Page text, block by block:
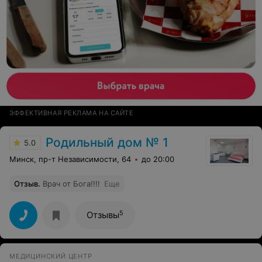
ЭФФЕКТИВНАЯ РЕКЛАМА НА САЙТЕ
5.0 Родильный дом № 1
Минск, пр-т Независимости, 64 до 20:00
Отзыв. Врач от Бога!!!! Еще
Отзывы5
МЕДИЦИНСКИЙ ЦЕНТР